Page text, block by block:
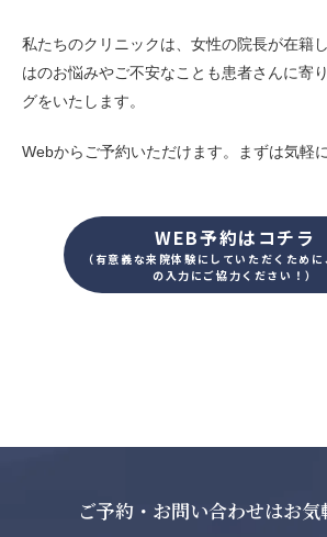
私たちのクリニックは、女性の院長が在籍
はのお悩みやご不安なことも患者さんに寄
グをいたします。
Webからご予約いただけます。まずは気軽
WEB予約はコチラ
（有意義な来院体験にしていただくため
の入力にご協力ください！）
ご予約・お問い合わせはお